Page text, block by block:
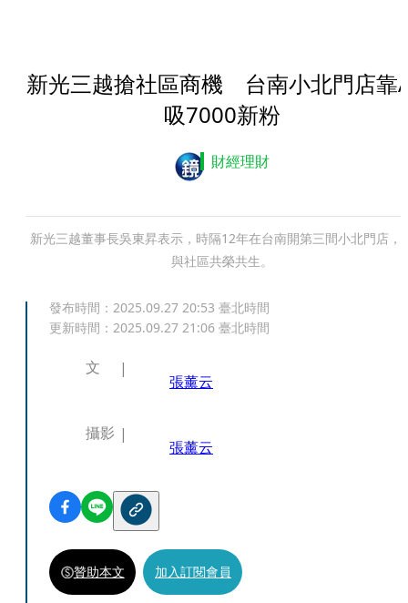
新光三越搶社區商機 台南小北門店靠
吸7000新粉
財經理財
新光三越董事長吳東昇表示，時隔12年在台南開第三間小北門店，
與社區共榮共生。
發布時間： 2025.09.27 20:53 臺北時間
更新時間： 2025.09.27 21:06 臺北時間
文
張薰云
攝影
張薰云
贊助本文 加入訂閱會員